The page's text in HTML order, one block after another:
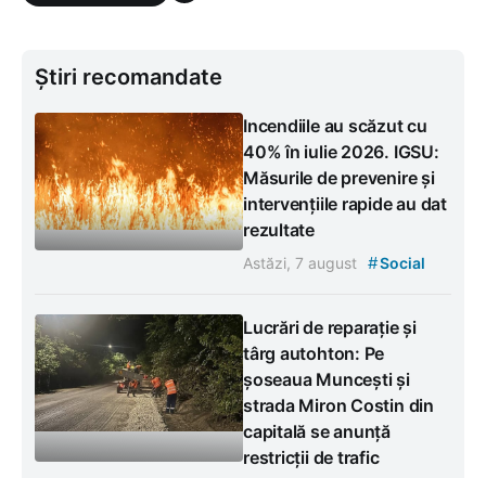
Știri recomandate
Incendiile au scăzut cu
40% în iulie 2026. IGSU:
Măsurile de prevenire și
intervențiile rapide au dat
rezultate
Astăzi, 7 august #Social
Lucrări de reparație și
târg autohton: Pe
șoseaua Muncești și
strada Miron Costin din
capitală se anunță
restricții de trafic